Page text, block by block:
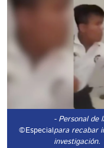
©Especial
- Personal de
para recabar
investigación.